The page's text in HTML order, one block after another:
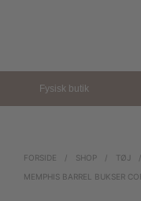
Fysisk butik
FORSIDE / SHOP / TØJ /
MEMPHIS BARREL BUKSER